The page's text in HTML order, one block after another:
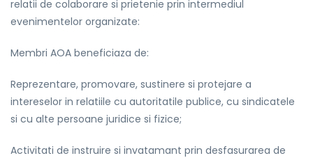
relatii de colaborare si prietenie prin intermediul
evenimentelor organizate:
Membri AOA beneficiaza de:
Reprezentare, promovare, sustinere si protejare a
intereselor in relatiile cu autoritatile publice, cu sindicatele
si cu alte persoane juridice si fizice;
Activitati de instruire si invatamant prin desfasurarea de